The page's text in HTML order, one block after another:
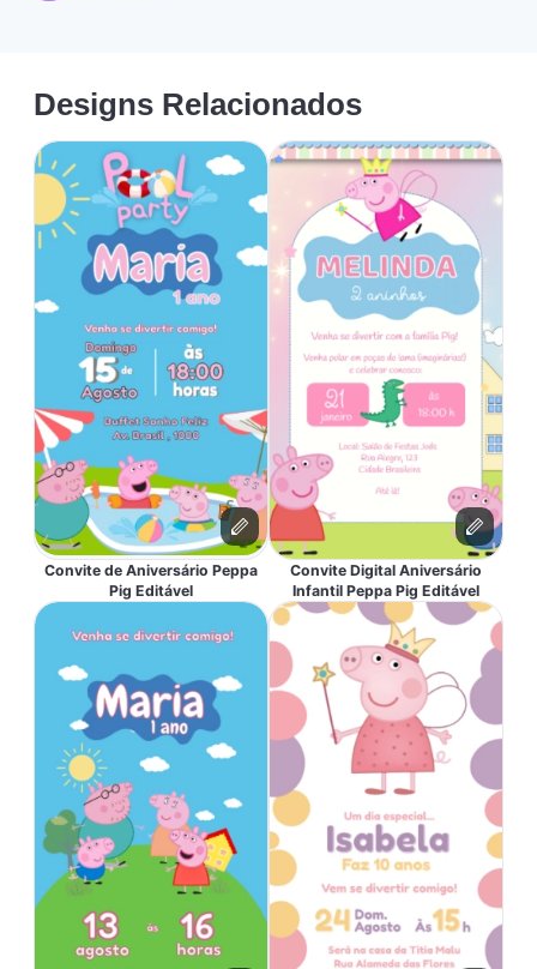
Designs Relacionados
Convite de Aniversário Peppa
Pig Editável
Convite Digital Aniversário
Infantil Peppa Pig Editável